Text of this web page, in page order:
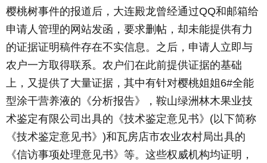
樱桃树事件的报道后，大连殿龙曾经通过QQ和邮箱给
申请人管理的网站发函，要求删帖，却未能提供有力
的证据证明稿件存在不实信息。之后，申请人立即与
农户一方取得联系。农户们在此前提供证据的基础
上，又提供了大量证据，其中有针对樱桃姐姐6#全能
型涂干营养液的《分析报告》，鞍山绿洲林木果业技
术鉴定有限公司出具的《技术鉴定意见书》(以下简称
《技术鉴定意见书》)和瓦房店市农业农村局出具的
《信访事项处理意见书》等。这些权威机构均证明，